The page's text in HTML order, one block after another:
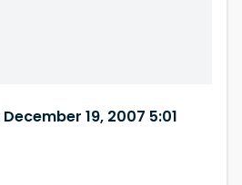
19, 2007 5:01